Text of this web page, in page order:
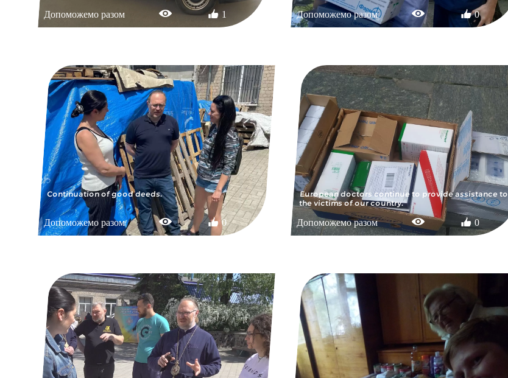
Допоможемо разом 1 Допоможемо разом 0
Continuation of good deeds.
Допоможемо разом 0
European doctors continue to provide assistance to
the victims of our country.
Допоможемо разом 0